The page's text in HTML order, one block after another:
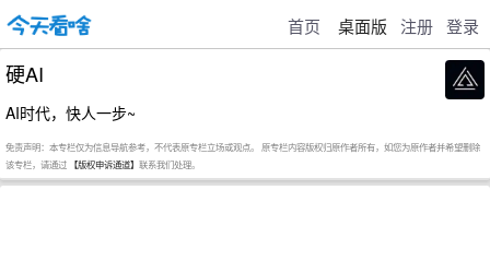
首页 桌面版 注册 登录
硬AI
AI时代，快人一步~
免责声明：本专栏仅为信息导航参考，不代表原专栏立场或观点。 原专栏内容版权归原作者所有，如您为原作者并希望删除
该专栏，请通过 【版权申诉通道】 联系我们处理。